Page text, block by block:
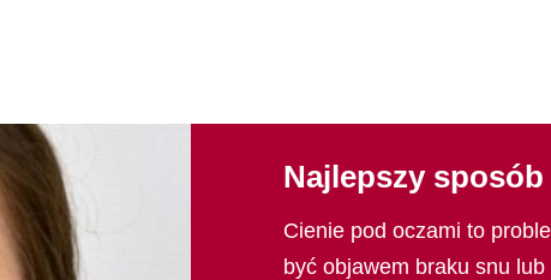
Najlepszy
Cienie pod oczami to
być objawem braku snu